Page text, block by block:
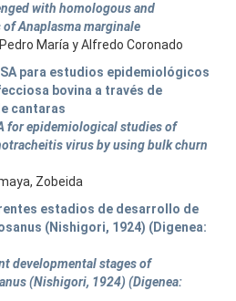
with homologous and
Anaplasma marginale
María y Alfredo Coronado
para estudios epidemiológicos
bovina a través de
cantaras
for epidemiological studies of
virus by using bulk churn
Zobeida
estadios de desarrollo de
(Nishigori, 1924) (Digenea:
developmental stages of
(Nishigori, 1924) (Digenea: